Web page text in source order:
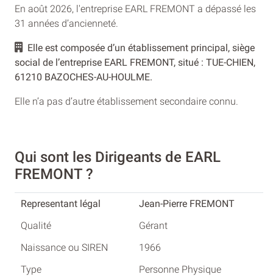
En août 2026, l'entreprise EARL FREMONT a dépassé les
31 années d’ancienneté.
Elle est composée d’un établissement principal, siège
social de l’entreprise EARL FREMONT, situé : TUE-CHIEN,
61210 BAZOCHES-AU-HOULME.
Elle n’a pas d’autre établissement secondaire connu.
Qui sont les Dirigeants de EARL
FREMONT ?
Jean-Pierre FREMONT
Gérant
1966
Personne Physique